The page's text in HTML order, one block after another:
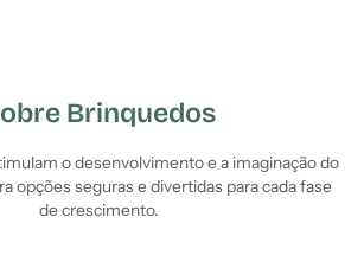
Brinquedos
o desenvolvimento e a imaginação do
opções seguras e divertidas para cada fase
de crescimento.